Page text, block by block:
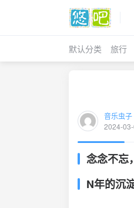
默认分类 旅行
音乐虫子
2024-
念念不忘
N年的沉